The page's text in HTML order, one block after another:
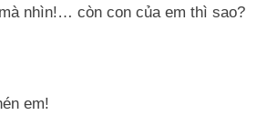
nhìn!… còn con của em thì sao?
em!